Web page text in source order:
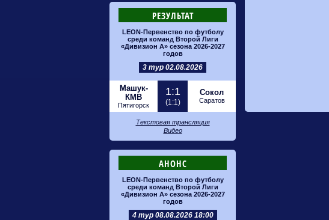
РЕЗУЛЬТАТ
LEON-Первенство по футболу
среди команд Второй Лиги
«Дивизион А» сезона 2026-2027
годов
3 тур 02.08.2026
Машук-
КМВ
Пятигорск
1:1
(1:1)
Сокол
Саратов
Текстовая трансляция
Видео
АНОНС
LEON-Первенство по футболу
среди команд Второй Лиги
«Дивизион А» сезона 2026-2027
годов
4 тур 08.08.2026 18:00